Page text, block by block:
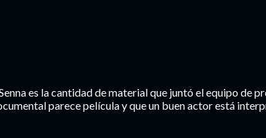
es la cantidad de material que juntó el equipo de
parece película y que un buen actor está